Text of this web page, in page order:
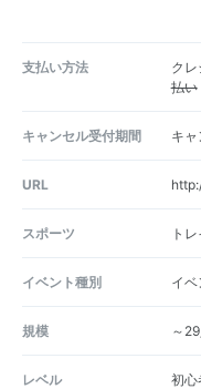
支払い方法 ク
払い
キャンセル受付期間 キャ
URL
スポーツ ト
イベント種別 イ
規模 ～29
レベル
初心